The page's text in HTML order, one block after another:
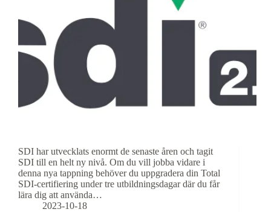
SDI har utvecklats enormt de senaste åren och tagit
SDI till en helt ny nivå. Om du vill jobba vidare i
denna nya tappning behöver du uppgradera din Total
SDI-certifiering under tre utbildningsdagar där du får
lära dig att använda…
2023-10-18